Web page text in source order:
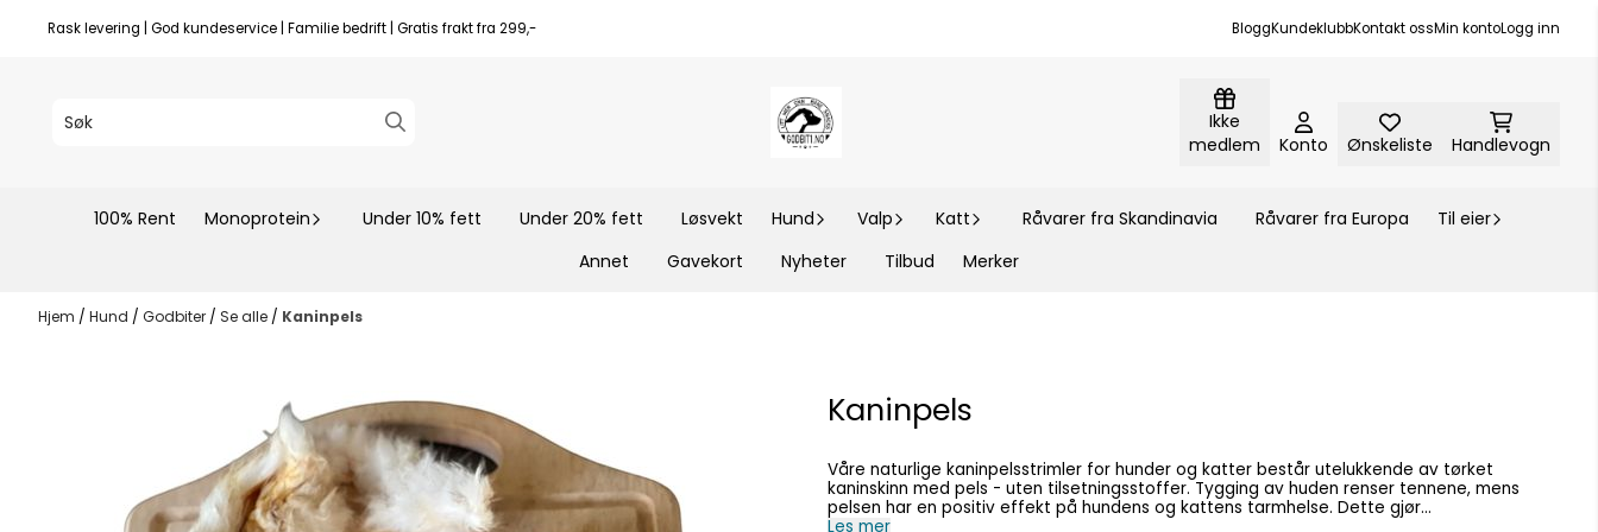
Hopp til innhold
Rask levering | God kundeservice | Familie bedrift | Gratis frakt fra 299,- BloggKundeklubbKontakt ossMin kontoLogg inn
Ikke
medlem
Konto Ønskeliste Handlevogn
100% Rent Monoprotein Under 10% fett Under 20% fett Løsvekt Hund Valp Katt Råvarer fra Skandinavia Råvarer fra Europa
Til eier
Annet
Gavekort Nyheter Tilbud Merker
Hjem / Hund / Godbiter / Se alle / Kaninpels
Kaninpels
Våre naturlige kaninpelsstrimler for hunder og katter består utelukkende av tørket
kaninskinn med pels - uten tilsetningsstoffer. Tygging av huden renser tennene, mens
pelsen har en positiv effekt på hundens og kattens tarmhelse. Dette gjør
kaninpelsstrimlene ideelle som godbiter mellom måltidene. Tynn hud med pels av kanin.
Les mer